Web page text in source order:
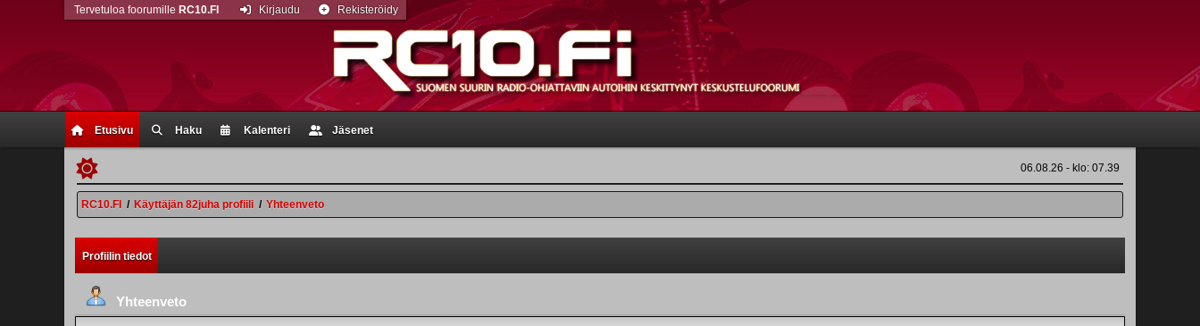
Etusivu Haku Kalenteri Jäsenet
Tervetuloa foorumille RC10.FI Kirjaudu Rekisteröidy
06.08.26 - klo: 07.39
RC10.FI / Käyttäjän 82juha profiili / Yhteenveto
Profiilin tiedot
Yhteenveto